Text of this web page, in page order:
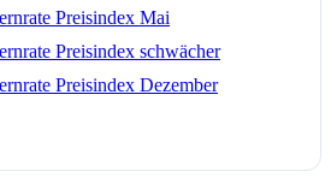
Preisindex Mai
Preisindex schwächer
Preisindex Dezember